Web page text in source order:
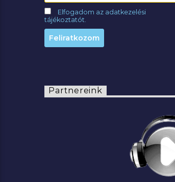
Elfogadom az adatkezelési
tájékoztatót.
Partnereink